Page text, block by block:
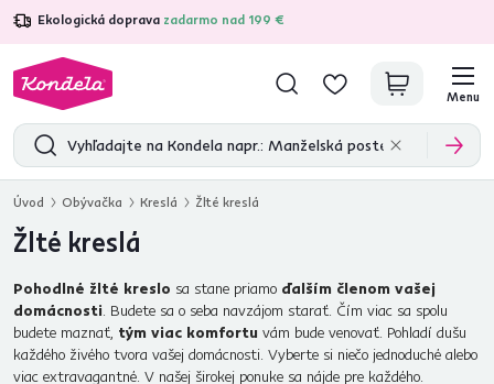
Ekologická doprava zadarmo nad 199 €
4,7 31 211overených produktových recenzií
Menu
Úvod Obývačka Kreslá Žlté kreslá
Žlté kreslá
Pohodlné žlté kreslo sa stane priamo ďalším členom vašej
domácnosti. Budete sa o seba navzájom starať. Čím viac sa spolu
budete maznať, tým viac komfortu vám bude venovať. Pohladí dušu
každého živého tvora vašej domácnosti. Vyberte si niečo jednoduché alebo
viac extravagantné. V našej širokej ponuke sa nájde pre každého.